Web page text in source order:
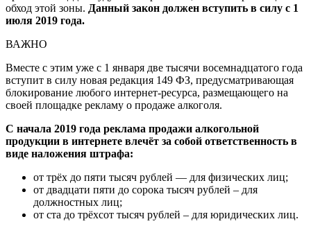
обход этой зоны. Данный закон должен вступить в силу с 1
июля 2019 года.
ВАЖНО
Вместе с этим уже с 1 января две тысячи восемнадцатого года
вступит в силу новая редакция 149 ФЗ, предусматривающая
блокирование любого интернет-ресурса, размещающего на
своей площадке рекламу о продаже алкоголя.
С начала 2019 года реклама продажи алкогольной
продукции в интернете влечёт за собой ответственность в
виде наложения штрафа:
от трёх до пяти тысяч рублей — для физических лиц;
от двадцати пяти до сорока тысяч рублей – для
должностных лиц;
от ста до трёхсот тысяч рублей – для юридических лиц.